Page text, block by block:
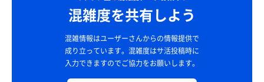
混雑度を共有しよう
混雑情報はユーザーさんからの情報提供で
成り立っています。 混雑度はサ活投稿時に
入力できますのでご協力をお願いします。